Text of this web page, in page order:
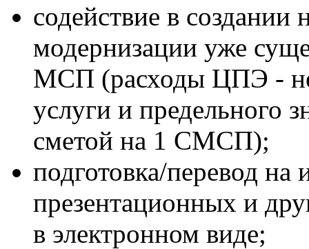
содействие в
модернизации уже
МСП (расходы ЦПЭ - не
услуги и предельного
сметой на 1 СМСП);
подготовка/перевод
презентационных и
в электронном виде;